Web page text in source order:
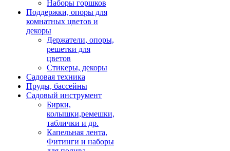
Наборы горшков
Поддержки, опоры для
комнатных цветов и
декоры
Держатели, опоры,
решетки для
цветов
Стикеры, декоры
Садовая техника
Пруды, бассейны
Садовый инструмент
Бирки,
колышки,ремешки,
таблички и др.
Капельная лента,
Фитинги и наборы